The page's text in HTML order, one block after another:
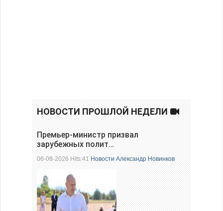
НОВОСТИ ПРОШЛОЙ НЕДЕЛИ
Премьер-министр призвал
зарубежных полит…
06-08-2026 Hits:41Новости Александр Новинков